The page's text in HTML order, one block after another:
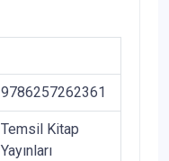
9786257262361
Temsil Kitap
Yayınları